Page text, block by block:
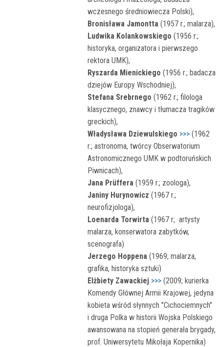
wczesnego średniowiecza Polski),
Bronisława Jamontta (1957 r.; malarza),
Ludwika Kolankowskiego (1956 r.;
historyka, organizatora i pierwszego
rektora UMK),
Ryszarda Mienickiego (1956 r.; badacza
dziejów Europy Wschodniej),
Stefana Srebrnego (1962 r.; filologa
klasycznego, znawcy i tłumacza tragików
greckich),
Władysława Dziewulskiego >>> (1962
r.; astronoma, twórcy Obserwatorium
Astronomicznego UMK w podtoruńskich
Piwnicach),
Jana Prüffera (1959 r.; zoologa),
Janiny Hurynowicz (1967 r.;
neurofizjologa),
Loenarda Torwirta (1967 r; artysty
malarza, konserwatora zabytków,
scenografa)
Jerzego Hoppena (1969; malarza,
grafika, historyka sztuki)
Elżbiety Zawackiej >>> (2009; kurierka
Komendy Głównej Armii Krajowej, jedyna
kobieta wśród słynnych "Cichociemnych"
i druga Polka w historii Wojska Polskiego
awansowana na stopień generała brygady,
prof. Uniwersytetu Mikołaja Kopernika)